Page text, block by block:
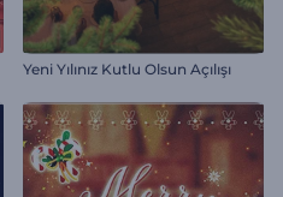
Yeni Yılınız Kutlu Olsun Açılışı